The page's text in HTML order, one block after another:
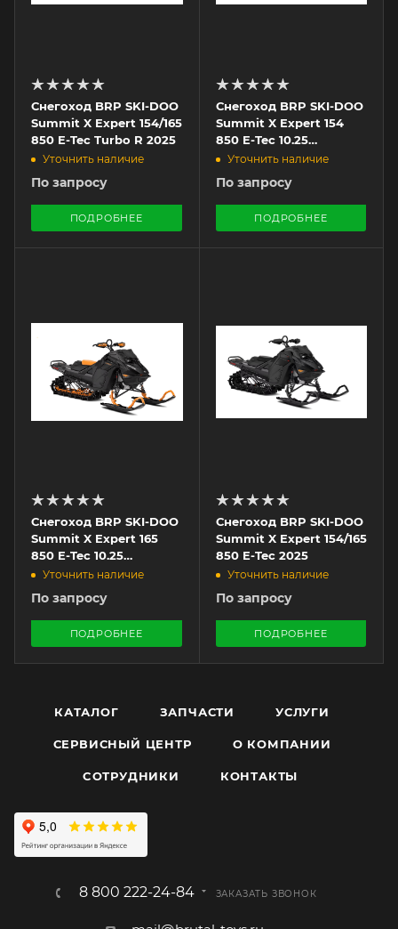
Снегоход BRP SKI-DOO
Summit X Expert 154/165
850 E-Tec Turbo R 2025
Уточнить наличие
По запросу
ПОДРОБНЕЕ
Снегоход BRP SKI-DOO
Summit X Expert 154
850 E-Tec 10.25
Touchscreen 2024
Уточнить наличие
По запросу
ПОДРОБНЕЕ
Снегоход BRP SKI-DOO
Summit X Expert 165
850 E-Tec 10.25
Touchscreen 2024
Уточнить наличие
По запросу
ПОДРОБНЕЕ
Снегоход BRP SKI-DOO
Summit X Expert 154/165
850 E-Tec 2025
Уточнить наличие
По запросу
ПОДРОБНЕЕ
КАТАЛОГ ЗАПЧАСТИ УСЛУГИ
СЕРВИСНЫЙ ЦЕНТР О КОМПАНИИ
CОТРУДНИКИ КОНТАКТЫ
8 800 222-24-84 ЗАКАЗАТЬ ЗВОНОК